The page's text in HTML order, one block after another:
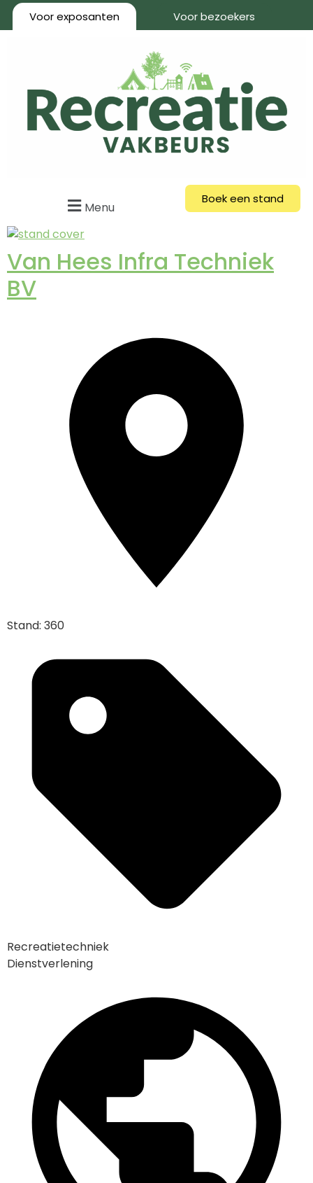
Voor exposanten Voor bezoekers
Menu
Boek een stand
Van Hees Infra Techniek
BV
Stand: 360
Recreatietechniek
Dienstverlening